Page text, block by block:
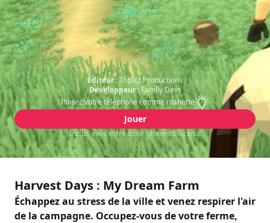
Éditeur :Toplitz Productions
Développeur : Family Devs
Utilisez votre téléphone comme manette
Jouer
Inclus avec votre abonnement Blacknut
Harvest Days : My Dream Farm
Échappez au stress de la ville et venez respirer l'air
de la campagne. Occupez-vous de votre ferme,